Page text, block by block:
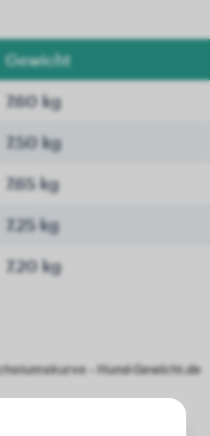
Gewicht
7.60 kg
7.50 kg
7.65 kg
7.25 kg
7.20 kg